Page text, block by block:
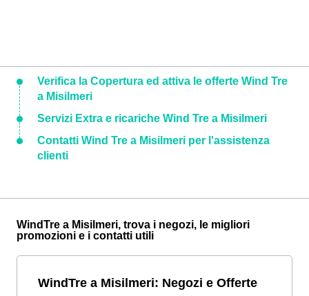
Verifica la Copertura ed attiva le offerte Wind Tre
a Misilmeri
Servizi Extra e ricariche Wind Tre a Misilmeri
Contatti Wind Tre a Misilmeri per l'assistenza
clienti
WindTre a Misilmeri, trova i negozi, le migliori
promozioni e i contatti utili
WindTre a Misilmeri: Negozi e Offerte